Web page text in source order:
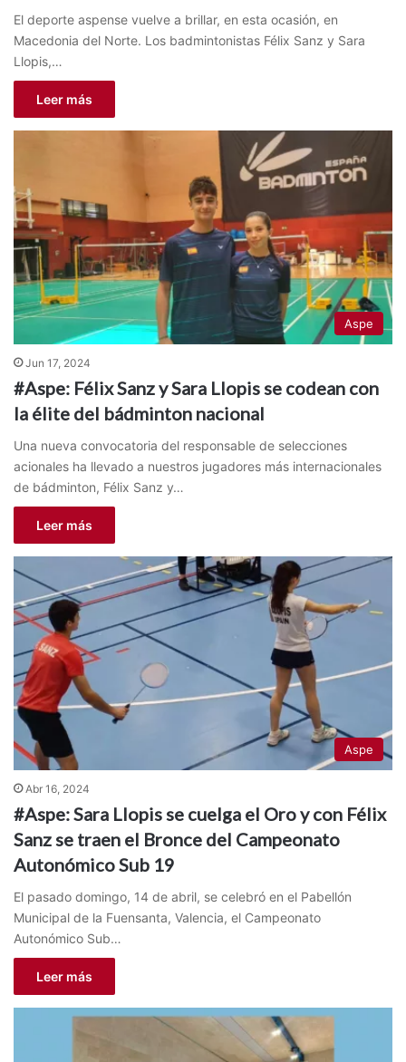
El deporte aspense vuelve a brillar, en esta ocasión, en
Macedonia del Norte. Los badmintonistas Félix Sanz y Sara
Llopis,…
Leer más
Aspe
Jun 17, 2024
#Aspe: Félix Sanz y Sara Llopis se codean con
la élite del bádminton nacional
Una nueva convocatoria del responsable de selecciones
acionales ha llevado a nuestros jugadores más internacionales
de bádminton, Félix Sanz y…
Leer más
Aspe
Abr 16, 2024
#Aspe: Sara Llopis se cuelga el Oro y con Félix
Sanz se traen el Bronce del Campeonato
Autonómico Sub 19
El pasado domingo, 14 de abril, se celebró en el Pabellón
Municipal de la Fuensanta, Valencia, el Campeonato
Autonómico Sub…
Leer más